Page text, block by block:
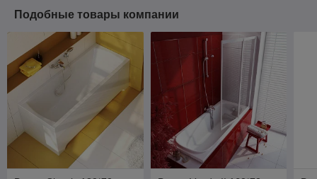
Подобные товары компании